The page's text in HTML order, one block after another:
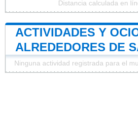
Distancia calculada en
ACTIVIDADES Y
ALREDEDORES DE
Ninguna actividad registrada para el